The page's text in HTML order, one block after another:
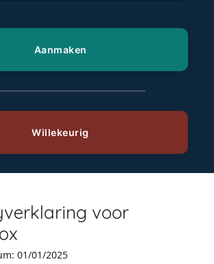
voor
01/01/2025